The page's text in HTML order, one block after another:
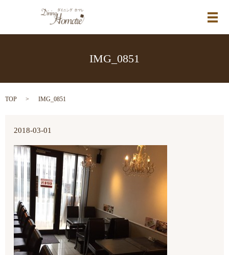
メ
IMG_0851
TOP IMG_0851
2018-03-01